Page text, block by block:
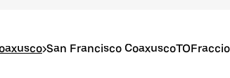
>San Francisco